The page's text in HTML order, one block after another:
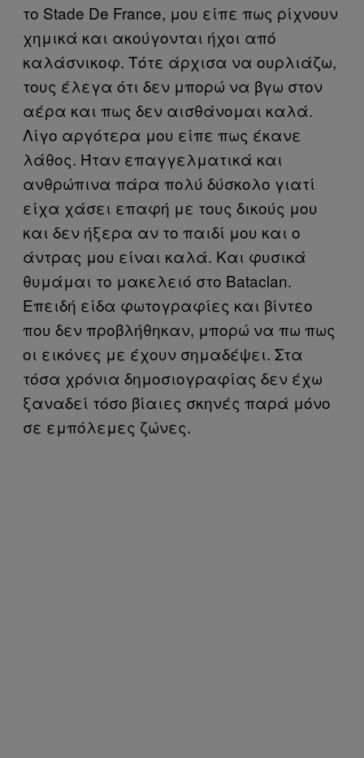
το Stade De France, μου είπε πως ρίχνουν
χημικά και ακούγονται ήχοι από
καλάσνικοφ. Τότε άρχισα να ουρλιάζω,
τους έλεγα ότι δεν μπορώ να βγω στον
αέρα και πως δεν αισθάνομαι καλά.
Λίγο αργότερα μου είπε πως έκανε
λάθος. Ήταν επαγγελματικά και
ανθρώπινα πάρα πολύ δύσκολο γιατί
είχα χάσει επαφή με τους δικούς μου
και δεν ήξερα αν το παιδί μου και ο
άντρας μου είναι καλά. Και φυσικά
θυμάμαι το μακελειό στο Bataclan.
Επειδή είδα φωτογραφίες και βίντεο
που δεν προβλήθηκαν, μπορώ να πω πως
οι εικόνες με έχουν σημαδέψει. Στα
τόσα χρόνια δημοσιογραφίας δεν έχω
ξαναδεί τόσο βίαιες σκηνές παρά μόνο
σε εμπόλεμες ζώνες.